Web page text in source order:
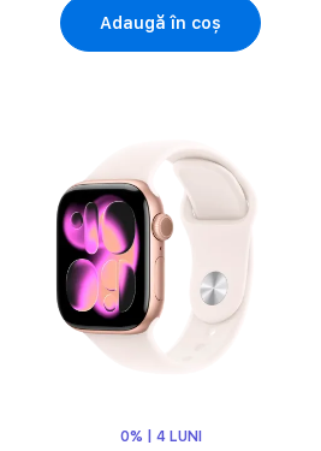
Adaugă în coș
0% | 4 LUNI